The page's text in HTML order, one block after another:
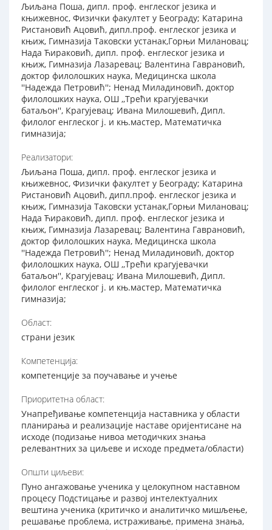
Љиљана Поша, дипл. проф. енглеског језика и
књижевнос, Физички факултет у Београду; Катарина
Ристановић Ацовић, дипл.проф. енглеског језика и
књиж, Гимназија Таковски устанак,Горњи Милановац;
Нада Ћираковић, дипл. проф. енглеског језика и
књиж, Гимназија Лазаревац; Валентина Гаврановић,
доктор филолошких наука, Медицинска школа
''Надежда Петровић''; Ненад Миладиновић, доктор
филолошких наука, ОШ ,,Трећи крагујевачки
батаљон'', Крагујевац; Ивана Милошевић, Дипл.
филолог енглеског ј. и књ.мастер, Математичка
гимназија;
Реализатори:
Љиљана Поша, дипл. проф. енглеског језика и
књижевнос, Физички факултет у Београду; Катарина
Ристановић Ацовић, дипл.проф. енглеског језика и
књиж, Гимназија Таковски устанак,Горњи Милановац;
Нада Ћираковић, дипл. проф. енглеског језика и
књиж, Гимназија Лазаревац; Валентина Гаврановић,
доктор филолошких наука, Медицинска школа
''Надежда Петровић''; Ненад Миладиновић, доктор
филолошких наука, ОШ ,,Трећи крагујевачки
батаљон'', Крагујевац; Ивана Милошевић, Дипл.
филолог енглеског ј. и књ.мастер, Математичка
гимназија;
Област:
страни језик
Компетенција:
компетенције за поучавање и учење
Приоритетна област:
Унапређивање компетенција наставника у области
планирања и реализације наставе оријентисане на
исходе (подизање нивоа методичких знања
релевантних за циљеве и исходе предмета/области)
Општи циљеви:
Пуно ангажовање ученика у целокупном наставном
процесу Подстицање и развој интелектуалних
вештина ученика (критичко и аналитичко мишљење,
решавање проблема, истраживањe, примена знања,